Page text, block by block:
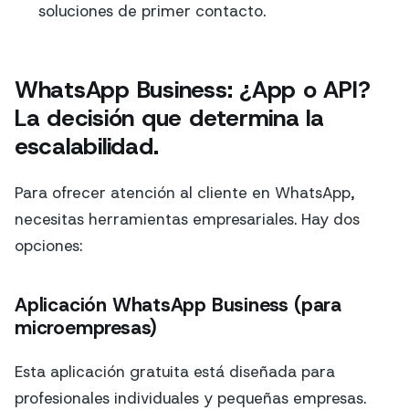
soluciones de primer contacto.
WhatsApp Business: ¿App o API?
La decisión que determina la
escalabilidad.
Para ofrecer atención al cliente en WhatsApp,
necesitas herramientas empresariales. Hay dos
opciones:
Aplicación WhatsApp Business (para
microempresas)
Esta aplicación gratuita está diseñada para
profesionales individuales y pequeñas empresas.